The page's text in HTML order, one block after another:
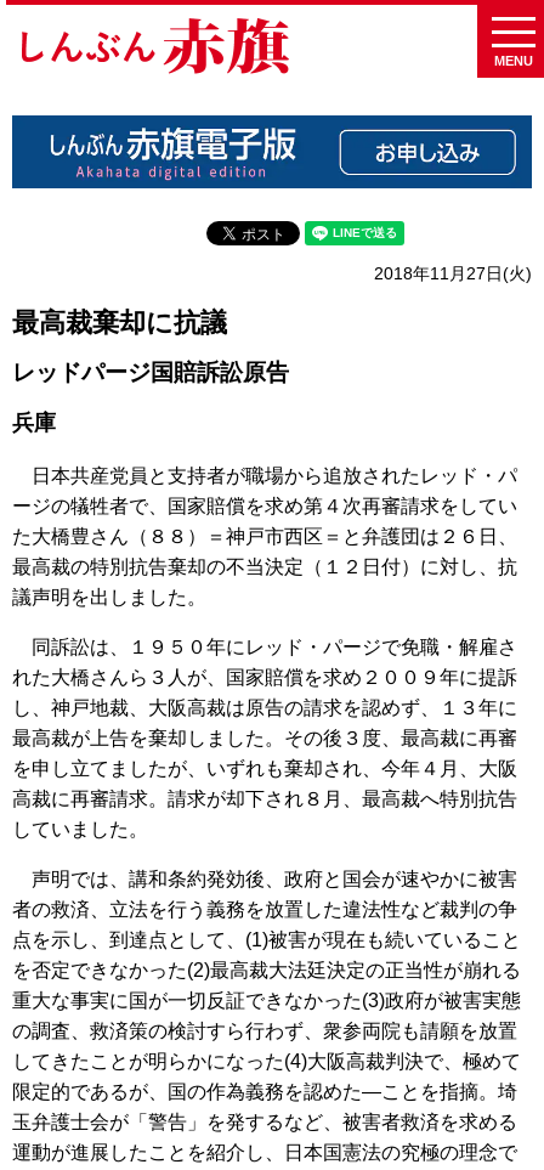
MENU
2018年11月27日(火)
最高裁棄却に抗議
レッドパージ国賠訴訟原告
兵庫
日本共産党員と支持者が職場から追放されたレッド・パ
ージの犠牲者で、国家賠償を求め第４次再審請求をしてい
た大橋豊さん（８８）＝神戸市西区＝と弁護団は２６日、
最高裁の特別抗告棄却の不当決定（１２日付）に対し、抗
議声明を出しました。
同訴訟は、１９５０年にレッド・パージで免職・解雇さ
れた大橋さんら３人が、国家賠償を求め２００９年に提訴
し、神戸地裁、大阪高裁は原告の請求を認めず、１３年に
最高裁が上告を棄却しました。その後３度、最高裁に再審
を申し立てましたが、いずれも棄却され、今年４月、大阪
高裁に再審請求。請求が却下され８月、最高裁へ特別抗告
していました。
声明では、講和条約発効後、政府と国会が速やかに被害
者の救済、立法を行う義務を放置した違法性など裁判の争
点を示し、到達点として、(1)被害が現在も続いていること
を否定できなかった(2)最高裁大法廷決定の正当性が崩れる
重大な事実に国が一切反証できなかった(3)政府が被害実態
の調査、救済策の検討すら行わず、衆参両院も請願を放置
してきたことが明らかになった(4)大阪高裁判決で、極めて
限定的であるが、国の作為義務を認めた―ことを指摘。埼
玉弁護士会が「警告」を発するなど、被害者救済を求める
運動が進展したことを紹介し、日本国憲法の究極の理念で